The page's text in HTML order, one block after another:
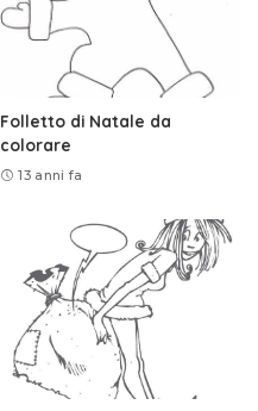
Folletto di Natale da
colorare
13 anni fa